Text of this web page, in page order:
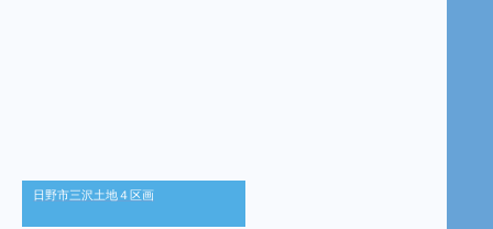
日野市三沢土地４区画